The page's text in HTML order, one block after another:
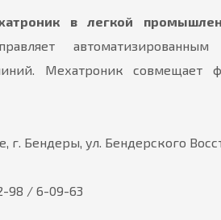
в легкой
Мехатроник совмещает
г. Бендеры, ул. Бендерского
98 / 6-09-63